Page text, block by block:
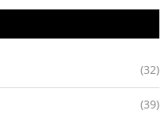
(32)
(39)